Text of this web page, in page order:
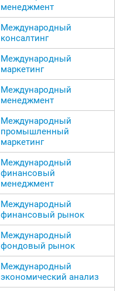
менеджмент
Международный
консалтинг
Международный
маркетинг
Международный
менеджмент
Международный
промышленный
маркетинг
Международный
финансовый
менеджмент
Международный
финансовый рынок
Международный
фондовый рынок
Международный
экономический анализ